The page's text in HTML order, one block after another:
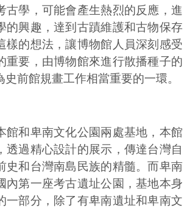
古學，可能會產生熱烈的反應，進
的興趣，達到古蹟維護和古物保存
樣的想法，讓博物館人員深刻感受
重要，由博物館來進行散播種子的
前館規畫工作相當重要的一環。
館和卑南文化公園兩處基地，本館
透過精心設計的展示，傳達台灣自
史和台灣南島民族的精髓。而卑南
內第一座考古遺址公園，基地本身
一部分，除了有卑南遺址和卑南文